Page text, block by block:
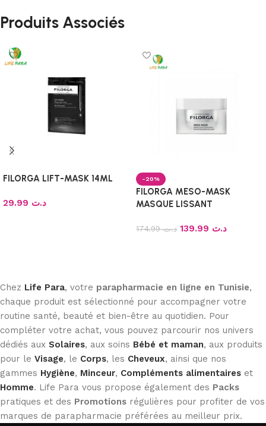
Produits Associés
FILORGA LIFT-MASK 14ML
د.ت
-20%
FILORGA MESO-MASK
MASQUE LISSANT
د.ت174.99 د.ت
Chez Life Para, votre parapharmacie en ligne en Tunisie,
chaque produit est sélectionné pour accompagner votre
routine santé, beauté et bien-être au quotidien. Pour
compléter votre achat, vous pouvez parcourir nos univers
dédiés aux Solaires, aux soins Bébé et maman, aux produits
pour le Visage, le Corps, les Cheveux, ainsi que nos
gammes Hygiène, Minceur, Compléments alimentaires et
Homme. Life Para vous propose également des Packs
pratiques et des Promotions régulières pour profiter de vos
marques de parapharmacie préférées au meilleur prix.